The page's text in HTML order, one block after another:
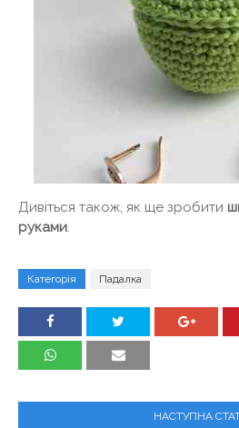
Дивіться також, як ще зробити
руками.
Категорія Падалка
НАСТУПНА